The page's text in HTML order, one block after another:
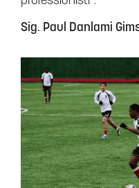
Sig. Paul Danlami